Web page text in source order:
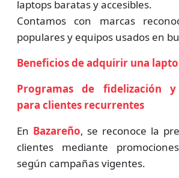
laptops baratas y accesibles.
Contamos con marcas
populares y equipos usados en
Beneficios de adquirir una
Programas de fidelización y
para clientes recurrentes
En Bazareño, se reconoce la
clientes mediante
según campañas vigentes.